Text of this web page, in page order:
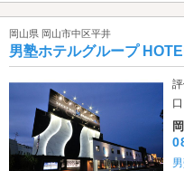
岡山県 岡山市中区平井
男塾ホテルグループ